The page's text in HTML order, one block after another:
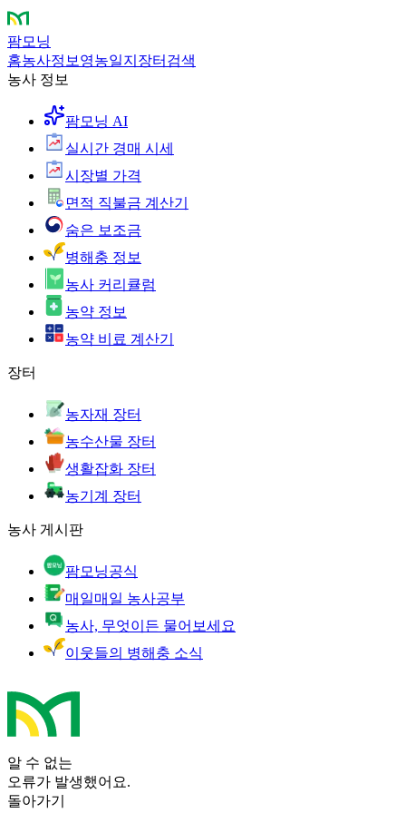
팜모닝
홈농사정보 영농일지 장터 검색
농사 정보
팜모닝 AI
실시간 경매 시세
시장별 가격
면적 직불금 계산기
숨은 보조금
병해충 정보
농사 커리큘럼
농약 정보
농약 비료 계산기
장터
농자재 장터
농수산물 장터
생활잡화 장터
농기계 장터
농사 게시판
팜모닝공식
매일매일 농사공부
농사, 무엇이든 물어보세요
이웃들의 병해충 소식
알 수 없는
오류가 발생했어요.
돌아가기